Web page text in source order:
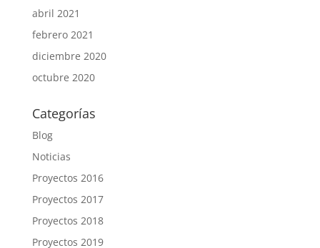
abril 2021
febrero 2021
diciembre 2020
octubre 2020
Categorías
Blog
Noticias
Proyectos 2016
Proyectos 2017
Proyectos 2018
Proyectos 2019